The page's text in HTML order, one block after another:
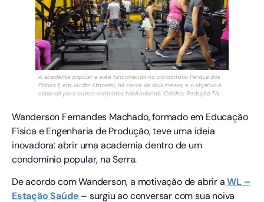
A academia popular e está funcionando no condomínio Parque dos
Pinhos II, em Jardim Limoeiro, há cerca de dois meses, e o objetivo é
expandir para outros conjuntos habitacionais. Crédito: Redação TN
Wanderson Fernandes Machado, formado em Educação
Física e Engenharia de Produção, teve uma ideia
inovadora: abrir uma academia dentro de um
condomínio popular, na Serra.
De acordo com Wanderson, a motivação de abrir aWL –
Estação Saúde – surgiu ao conversar com sua noiva